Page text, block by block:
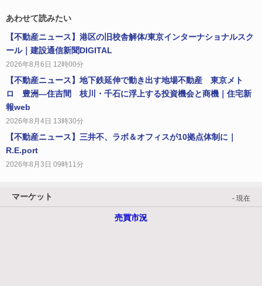
あわせて読みたい
【不動産ニュース】港区の旧校舎解体/東京インターナショナルスク
ール｜建設通信新聞DIGITAL
2026年8月6日 12時00分
【不動産ニュース】地下鉄延伸で動き出す地場不動産 東京メト
ロ 豊洲―住吉間 枝川・千石に浮上する投資機会と商機｜住宅新
報web
2026年8月4日 13時30分
【不動産ニュース】三井不、ラボ＆オフィスが10拠点体制に｜
R.E.port
2026年8月3日 09時11分
マーケット - 現在
売買市況